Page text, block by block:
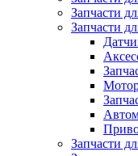
Запчасти
Запчасти
Запчасти